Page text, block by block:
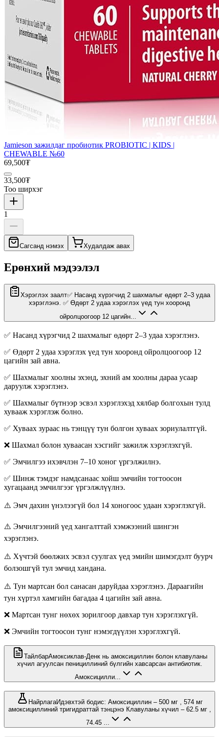
Jamieson зажилдаг пробиотик PROBIOTIC | KIDS |
CHEWABLE №60
69,500₮
33,500₮
Тоо ширхэг
1
Сагсанд нэмэх Худалдаж авах
Ерөнхий мэдээлэл
Хэрэглэх заалт✅ Насанд хүрэгчид 2 шахмалыг өдөрт 2–3 удаа
хэрэглэнэ. ✅ Өдөрт 2 удаа хэрэглэх үед тун хооронд
ойролцоогоор 12 цагийн...
✅ Насанд хүрэгчид 2 шахмалыг өдөрт 2–3 удаа хэрэглэнэ.
✅ Өдөрт 2 удаа хэрэглэх үед тун хооронд ойролцоогоор 12
цагийн зай авна.
✅ Шахмалыг хоолны эхэнд, эхний ам хоолны дараа усаар
даруулж хэрэглэнэ.
✅ Шахмалыг бүтнээр эсвэл хэрэглэхэд хялбар болгохын тулд
хувааж хэрэглэж болно.
✅ Хуваах зураас нь тэнцүү тун болгон хуваах зориулалтгүй.
❌ Шахмал болон хуваасан хэсгийг зажилж хэрэглэхгүй.
✅ Эмчилгээ ихэвчлэн 7–10 хоног үргэлжилнэ.
✅ Шинж тэмдэг намдсанаас хойш эмчийн тогтоосон
хугацаанд эмчилгээг үргэлжлүүлнэ.
⚠️ Эмч дахин үнэлээгүй бол 14 хоногоос удаан хэрэглэхгүй.
⚠️ Эмчилгээний үед хангалттай хэмжээний шингэн
хэрэглэнэ.
⚠️ Хүчтэй бөөлжих эсвэл суулгах үед эмийн шимэгдэлт буурч
болзошгүй тул эмчид хандана.
⚠️ Тун мартсан бол санасан даруйдаа хэрэглэнэ. Дараагийн
тун хүртэл хамгийн багадаа 4 цагийн зай авна.
❌ Мартсан тунг нөхөх зорилгоор давхар тун хэрэглэхгүй.
❌ Эмчийн тогтоосон тунг нэмэгдүүлэн хэрэглэхгүй.
ТайлбарАмоксиклав-Денк нь амоксициллин болон клавуланы
хүчил агуулсан пенициллиний бүлгийн хавсарсан антибиотик.
Амоксицилли...
НайрлагаИдэвхтэй бодис: Амоксициллин – 500 мг , 574 мг
амоксициллиний тригидраттай тэнцэнэ Клавуланы хүчил – 62.5 мг ,
74.45 ...